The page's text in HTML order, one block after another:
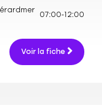
07:00-12:00
Voir la fiche